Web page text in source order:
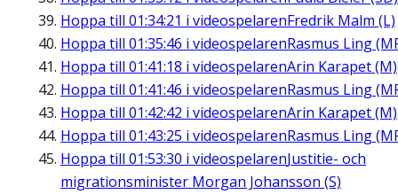
Hoppa till 01:34:21 i videospelarenFredrik Malm (L)
Hoppa till 01:35:46 i videospelarenRasmus Ling
Hoppa till 01:41:18 i videospelarenArin Karapet (M)
Hoppa till 01:41:46 i videospelarenRasmus Ling
Hoppa till 01:42:42 i videospelarenArin Karapet (M)
Hoppa till 01:43:25 i videospelarenRasmus Ling
Hoppa till 01:53:30 i videospelarenJustitie- och
migrationsminister Morgan Johansson (S)